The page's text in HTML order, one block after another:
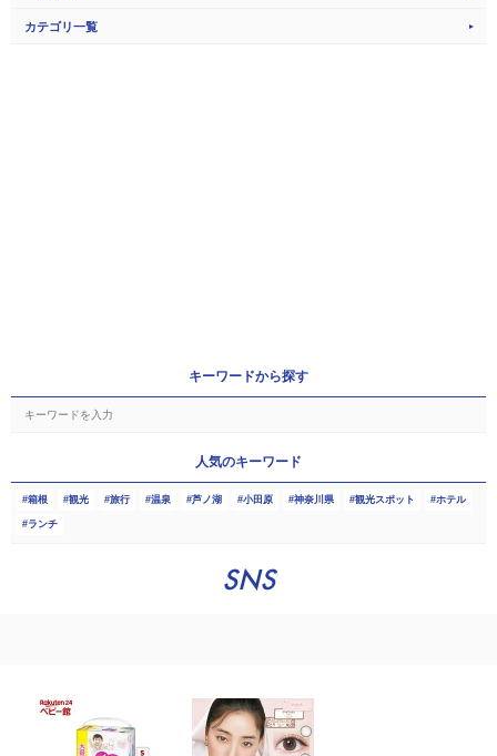
カテゴリ一覧
キーワードから探す
人気のキーワード
箱根 観光 旅行 温泉 芦ノ湖 小田原 神奈川県 観光スポット ホテル
ランチ
SNS